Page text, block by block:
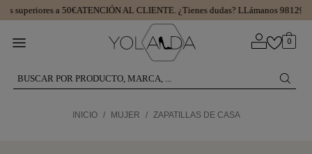
superiores a 50€ATENCIÓN AL CLIENTE.¿Tienes dudas? LLámanos
0
INICIO / MUJER / ZAPATILLAS DE CASA